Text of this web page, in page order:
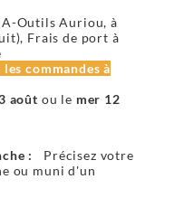
Outils Auriou, à
Frais de port à
commandes à
août ou le mer 12
:
Précisez votre
ou muni d'un